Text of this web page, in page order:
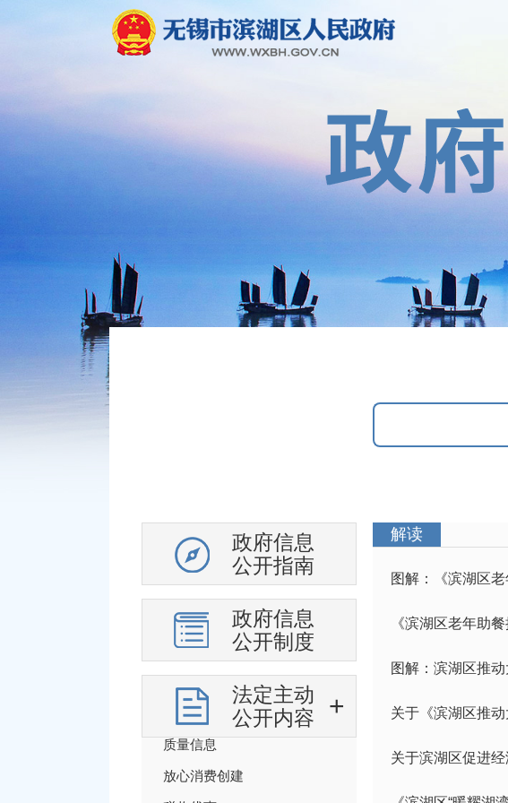
政府信息
公开指南
政府信息
公开制度
法定主动
公开内容
建议提案结果公开
权责清单及调整信息
价格收费
社会救助
应急管理
公共文化体育
重大建设项目
基层政务平台
重点工作安排
科技项目管理
质量信息
放心消费创建
解读
图解：《滨湖区
《滨湖区老年助
图解：滨湖区推
关于《滨湖区推
关于滨湖区促进